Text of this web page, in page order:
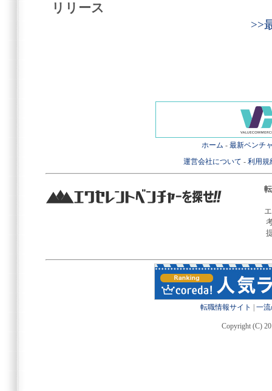
リリース
>>
ホーム - 最新ベンチ
運営会社について - 利用規
転職情報サイト 一
Copyright (C)